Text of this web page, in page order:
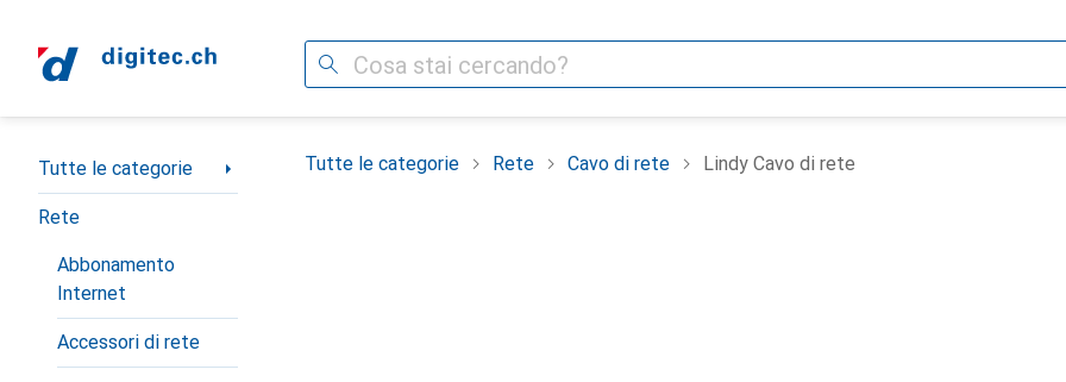
Cerca
Categoria Navigazione
Tutte le categorie
Rete
Abbonamento
Internet
Accessori di rete
Tutte le categorie Rete Cavo di rete Lindy Cavo di rete